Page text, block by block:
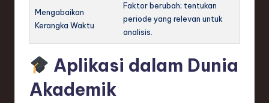
Mengabaikan
Kerangka Waktu
Faktor berubah; tentukan
periode yang relevan untuk
analisis.
Aplikasi dalam Dunia
Akademik